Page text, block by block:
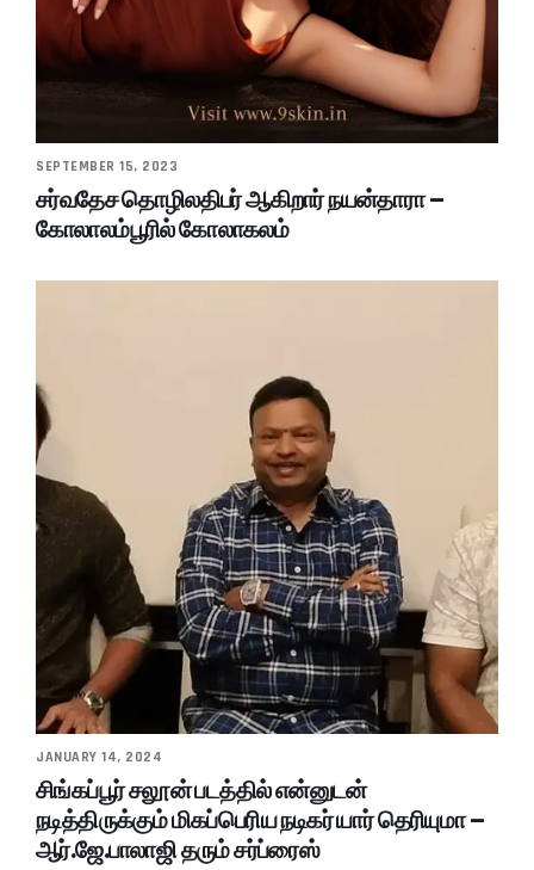
SEPTEMBER 15, 2023
சர்வதேச தொழிலதிபர் ஆகிறார் நயன்தாரா –
கோலாலம்பூரில் கோலாகலம்
JANUARY 14, 2024
சிங்கப்பூர் சலூன் படத்தில் என்னுடன்
நடித்திருக்கும் மிகப்பெரிய நடிகர் யார் தெரியுமா –
ஆர்.ஜே.பாலாஜி தரும் சர்ப்ரைஸ்